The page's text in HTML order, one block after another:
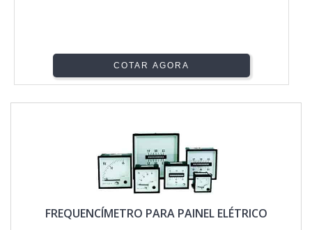
COTAR AGORA
FREQUENCÍMETRO PARA PAINEL ELÉTRICO